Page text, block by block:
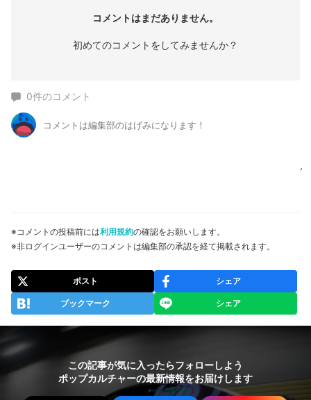
コメントはまだありません。
初めてのコメントをしてみませんか？
0件のコメント
※コメントの投稿前には利用規約の確認をお願いします。
※非ログインユーザーのコメントは編集部の承認を経て掲載されます。
ポスト シェア
ブックマーク シェア
この記事が気に入ったらフォローしよう
ポップカルチャーの最新情報をお届けします